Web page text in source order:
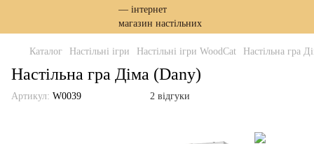
Каталог Настільні ігри Настільні ігри WoodCat Настільна гра
Настільна гра Діма (Dany)
Артикул: W0039 2 відгуки